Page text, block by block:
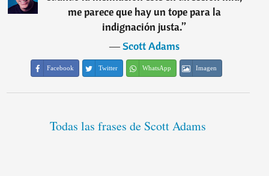
me parece que hay un tope para la
indignación justa.”
―Scott Adams
Facebook Twitter WhatsApp Imagen
Todas las frases de Scott Adams